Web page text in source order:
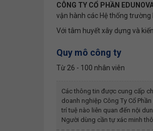
CÔNG TY CỔ PHẦN
vận hành các Hệ thống trường
Với tâm huyết xây dựng và
Quy mô công ty
Từ 26 - 100 nhân viên
Các thông tin được cung cấp
doanh nghiệp Công Ty Cổ
trí tuệ nào liên quan đến nội
Người dùng cần tự xác minh